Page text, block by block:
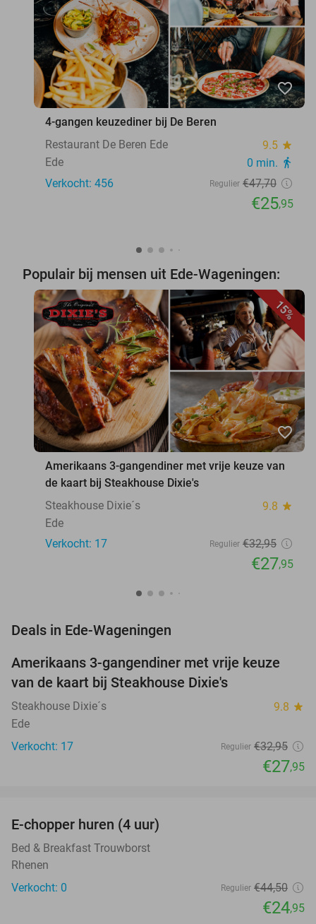
favorite_border
4-gangen keuzediner bij De Beren
Restaurant De Beren Ede
9.5 star
Ede 0 min. directions_walk
Verkocht: 456 Regulier €47,70
€25,95
Populair bij mensen uit Ede-Wageningen:
15%
favorite_border
Amerikaans 3-gangendiner met vrije keuze van
de kaart bij Steakhouse Dixie's
Steakhouse Dixie´s
9.8 star
Ede
Verkocht: 17
Regulier €32,95
€27,95
Deals in Ede-Wageningen
15%
Amerikaans 3-gangendiner met vrije keuze
van de kaart bij Steakhouse Dixie's
Steakhouse Dixie´s 9.8 star
Ede
Verkocht: 17
Regulier €32,95
€27,95
NEW
TODAY
E-chopper huren (4 uur)
Bed & Breakfast Trouwborst
Rhenen
Verkocht: 0
Regulier €44,50
€24,95